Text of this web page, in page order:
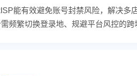
能有效避免账号封禁风险，解决多
频繁切换登录地、规避平台风控的跨